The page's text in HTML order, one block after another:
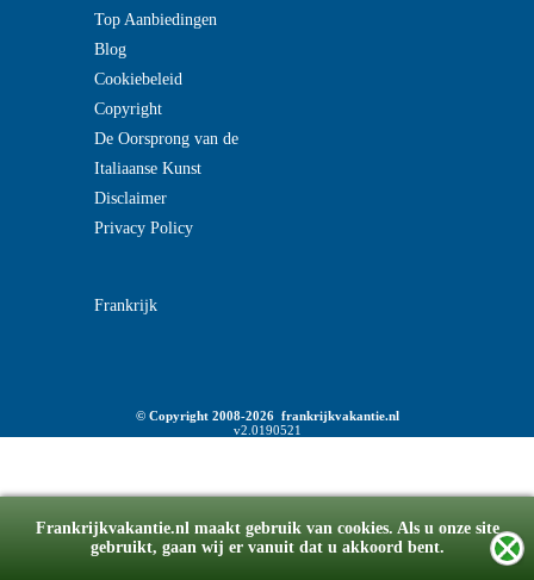
Frankrijkvakantie.nl maakt gebruik van cookies. Als u onze site
gebruikt, gaan wij er vanuit dat u akkoord bent.
Top Aanbiedingen
Blog
Cookiebeleid
Copyright
De Oorsprong van de
Italiaanse Kunst
Disclaimer
Privacy Policy
Frankrijk
© Copyright 2008-2026 frankrijkvakantie.nl
v2.0190521